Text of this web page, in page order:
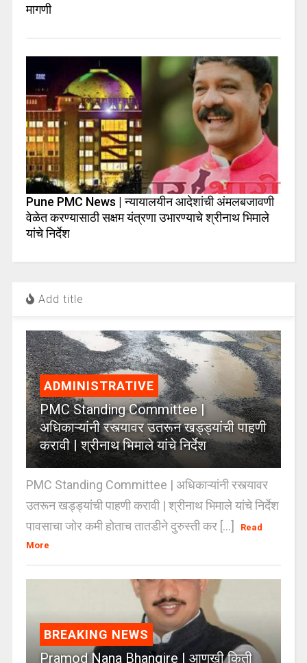
मागणी
Pune PMC News | न्यायालयीन आदेशांची अंमलबजावणी
वेळेत करण्यासाठी सक्षम यंत्रणा उभारण्याचे श्रीनाथ भिमाले
यांचे निर्देश
Add title
ADMINISTRATIVE
PMC Standing Committee |
अधिकाऱ्यांनी रस्त्यावर उतरून खड्ड्यांची पाहणी
करावी | श्रीनाथ भिमाले यांचे निर्देश
PMC Standing Committee | अधिकाऱ्यांनी रस्त्यावर
उतरून खड्ड्यांची पाहणी करावी | श्रीनाथ भिमाले यांचे निर्देश
पावसाचा जोर कमी होताच तातडीने दुरुस्ती कर [...]
Read
More
BREAKING NEWS
Pramod Nana Bhangire | आणखी किती